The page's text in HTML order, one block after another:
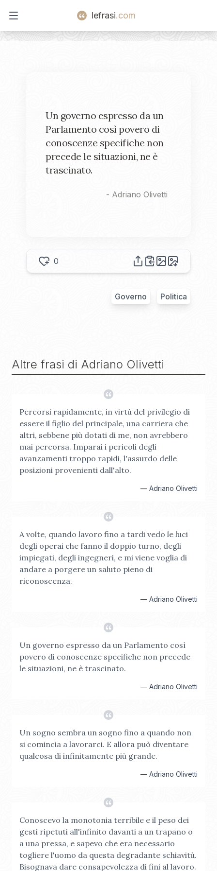
Open main menu
lefrasi.com
Un governo espresso da un
Parlamento così povero di
conoscenze specifiche non
precede le situazioni, ne è
trascinato.
- Adriano Olivetti
0
Governo Politica
Altre frasi di Adriano Olivetti
Percorsi rapidamente, in virtù del privilegio di
essere il figlio del principale, una carriera che
altri, sebbene più dotati di me, non avrebbero
mai percorsa. Imparai i pericoli degli
avanzamenti troppo rapidi, l'assurdo delle
posizioni provenienti dall'alto.
— Adriano Olivetti
A volte, quando lavoro fino a tardi vedo le luci
degli operai che fanno il doppio turno, degli
impiegati, degli ingegneri, e mi viene voglia di
andare a porgere un saluto pieno di
riconoscenza.
— Adriano Olivetti
Un governo espresso da un Parlamento così
povero di conoscenze specifiche non precede
le situazioni, ne è trascinato.
— Adriano Olivetti
Un sogno sembra un sogno fino a quando non
si comincia a lavorarci. E allora può diventare
qualcosa di infinitamente più grande.
— Adriano Olivetti
Conoscevo la monotonia terribile e il peso dei
gesti ripetuti all'infinito davanti a un trapano o
a una pressa, e sapevo che era necessario
togliere l'uomo da questa degradante schiavitù.
Bisognava dare consapevolezza di fini al lavoro.